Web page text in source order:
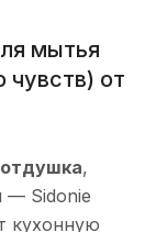
мытья
чувств) от
,
— Sidonie
кухонную